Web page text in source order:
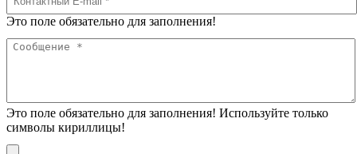
Это поле обязательно для заполнения!
Это поле обязательно для заполнения! Используйте только
символы кириллицы!